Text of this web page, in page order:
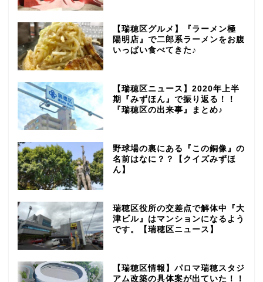
【瑞穂区グルメ】『ラーメン極
陽明店』で二郎系ラーメンをお腹
いっぱい食べてきた♪
【瑞穂区ニュース】2020年上半
期『みずほん』で振り返る！！
『瑞穂区の出来事』まとめ♪
野球場の裏にある『この銅像』の
名前はなに？？【クイズみずほ
ん】
瑞穂区役所の交差点で解体中『大
津ビル』はマンションになるよう
です。【瑞穂区ニュース】
【瑞穂区情報】パロマ瑞穂スタジ
アム改築の具体案が出ていた！！